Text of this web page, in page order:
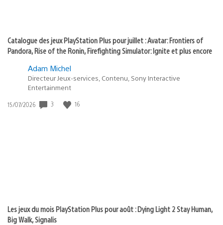
Catalogue des jeux PlayStation Plus pour juillet : Avatar: Frontiers of
Pandora, Rise of the Ronin, Firefighting Simulator: Ignite et plus encore
Adam Michel
Directeur Jeux-services, Contenu, Sony Interactive
Entertainment
Date
15/07/2026 3 16
Les jeux du mois PlayStation Plus pour août : Dying Light 2 Stay Human,
Big Walk, Signalis